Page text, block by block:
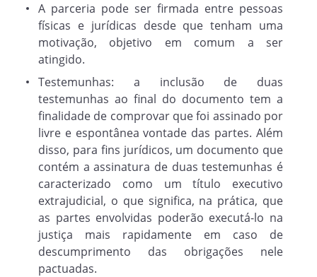
atua na
, decidem as
Partes celebrar o presente Contrato com
o objetivo de
.
Cláusula 2
. Em razão da execução do objeto
do presente Contrato, o(a)
PARCEIRO(A) 1
receberá em troca
o(s) seguinte(s) objeto(s):
A parceria pode ser firmada entre pessoas
físicas e jurídicas desde que tenham uma
motivação, objetivo em comum a ser
atingido.
Testemunhas: a inclusão de duas
testemunhas ao final do documento tem a
finalidade de comprovar que foi assinado por
livre e espontânea vontade das partes. Além
disso, para fins jurídicos, um documento que
contém a assinatura de duas testemunhas é
caracterizado como um título executivo
extrajudicial, o que significa, na prática, que
as partes envolvidas poderão executá-lo na
justiça mais rapidamente em caso de
descumprimento das obrigações nele
pactuadas.